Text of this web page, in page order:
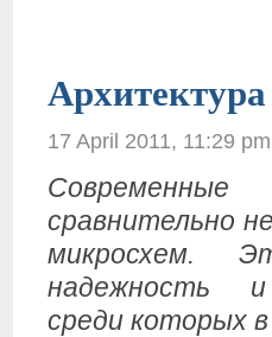
17 April 2011, 11:29 pm
сравнительно
микросхем.
надежность и
среди которых